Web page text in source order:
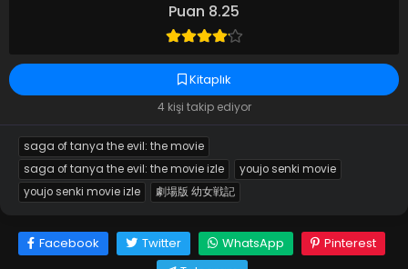
Puan 8.25
Kitaplık
4 kişi takip ediyor
saga of tanya the evil: the movie
saga of tanya the evil: the movie izle
youjo senki movie
youjo senki movie izle
劇場版 幼女戦記
Facebook Twitter WhatsApp
Pinterest